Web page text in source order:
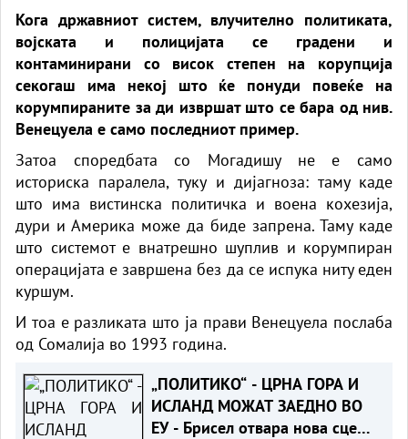
Кога државниот систем, влучително политиката,
војската и полицијата се градени и
контаминирани со висок степен на корупција
секогаш има некој што ќе понуди повеќе на
корумпираните за ди извршат што се бара од нив.
Венецуела е само последниот пример.
Затоа споредбата со Могадишу не е само
историска паралела, туку и дијагноза: таму каде
што има вистинска политичка и воена кохезија,
дури и Америка може да биде запрена. Таму каде
што системот е внатрешно шуплив и корумпиран
операцијата е завршена без да се испука ниту еден
куршум.
И тоа е разликата што ја прави Венецуела послаба
од Сомалија во 1993 година.
„ПОЛИТИКО“ - ЦРНА ГОРА И
ИСЛАНД МОЖАТ ЗАЕДНО ВО
ЕУ - Брисел отвара нова сцена